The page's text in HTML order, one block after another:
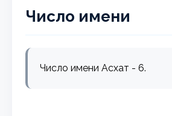
Число имени
Число имени Асхат - 6.